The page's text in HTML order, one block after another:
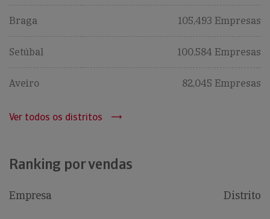
Braga 105,493 Empresas
Setúbal 100,584 Empresas
Aveiro 82,045 Empresas
Ver todos os distritos
Ranking por vendas
Empresa Distrito